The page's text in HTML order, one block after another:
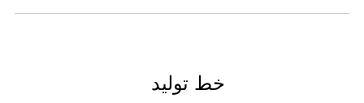
خط تولید